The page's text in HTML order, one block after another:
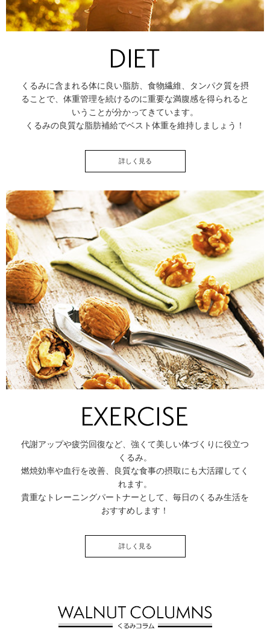
くるみに含まれる体に良い脂肪、食物繊維、タンパク質を摂
ることで、体重管理を続けるのに重要な満腹感を得られると
いうことが分かってきています。
くるみの良質な脂肪補給でベスト体重を維持しましょう！
詳しく見る
代謝アップや疲労回復など、強くて美しい体づくりに役立つ
くるみ。
燃焼効率や血行を改善、良質な食事の摂取にも大活躍してく
れます。
貴重なトレーニングパートナーとして、毎日のくるみ生活を
おすすめします！
詳しく見る